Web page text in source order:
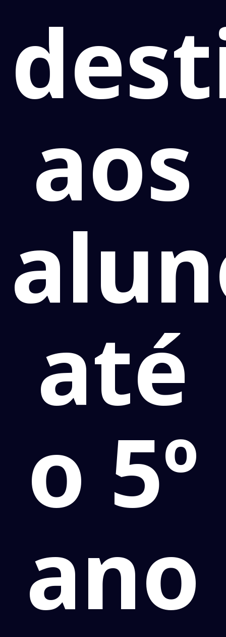
aos
até
o 5º
ano